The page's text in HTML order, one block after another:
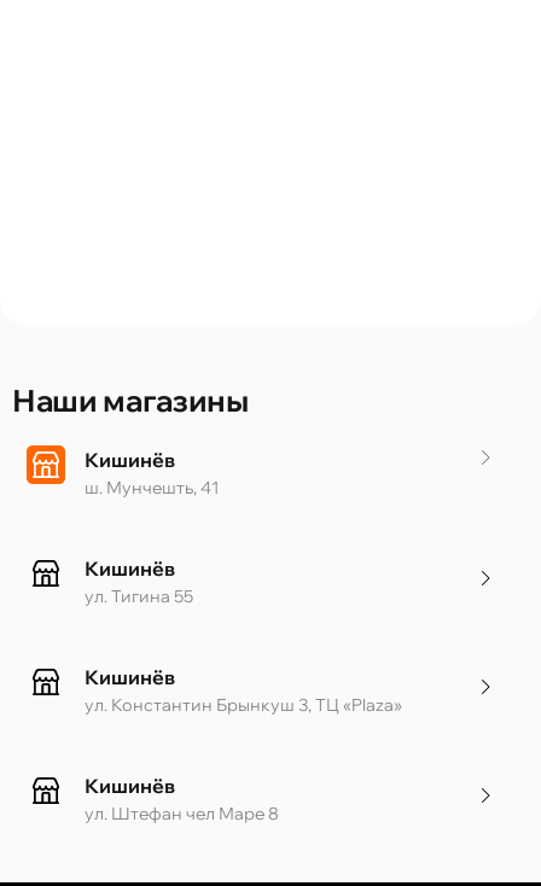
Наши магазины
Кишинёв
ш. Мунчешть, 41
Кишинёв
ул. Тигина 55
Кишинёв
ул. Константин Брынкуш 3, ТЦ «Plaza»
Кишинёв
ул. Штефан чел Маре 8